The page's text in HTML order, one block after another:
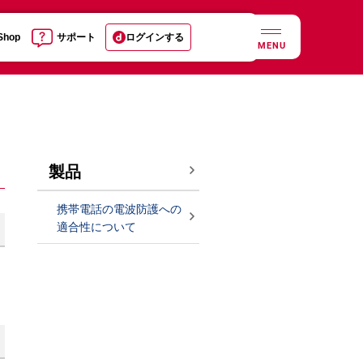
サポート ログインする
MENU
製品
携帯電話の電波防護への
適合性について